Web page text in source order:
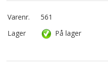
Varenr.
561
Lager
På lager